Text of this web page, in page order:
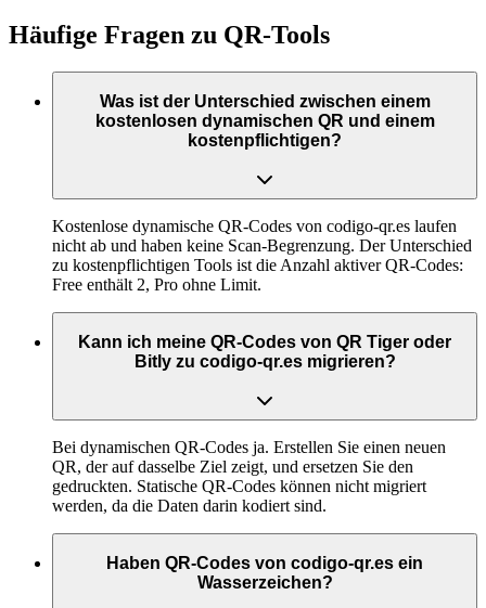
Häufige Fragen zu QR-Tools
Was ist der Unterschied zwischen einem
kostenlosen dynamischen QR und einem
kostenpflichtigen?
Kostenlose dynamische QR-Codes von codigo-qr.es laufen
nicht ab und haben keine Scan-Begrenzung. Der Unterschied
zu kostenpflichtigen Tools ist die Anzahl aktiver QR-Codes:
Free enthält 2, Pro ohne Limit.
Kann ich meine QR-Codes von QR Tiger oder
Bitly zu codigo-qr.es migrieren?
Bei dynamischen QR-Codes ja. Erstellen Sie einen neuen
QR, der auf dasselbe Ziel zeigt, und ersetzen Sie den
gedruckten. Statische QR-Codes können nicht migriert
werden, da die Daten darin kodiert sind.
Haben QR-Codes von codigo-qr.es ein
Wasserzeichen?